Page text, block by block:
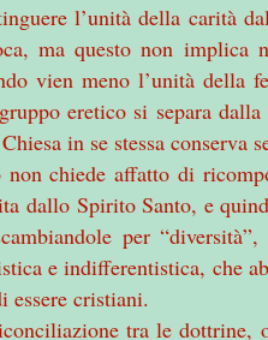
l’unità della carità
ma questo non implica
vien meno l’unità
eretico si separa dalla
in se stessa conserva
non chiede affatto di
dallo Spirito Santo, e
per
e indifferentistica, che
essere cristiani.
tra le dottrine,